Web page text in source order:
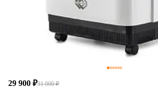
29 900 ₽31 000 ₽